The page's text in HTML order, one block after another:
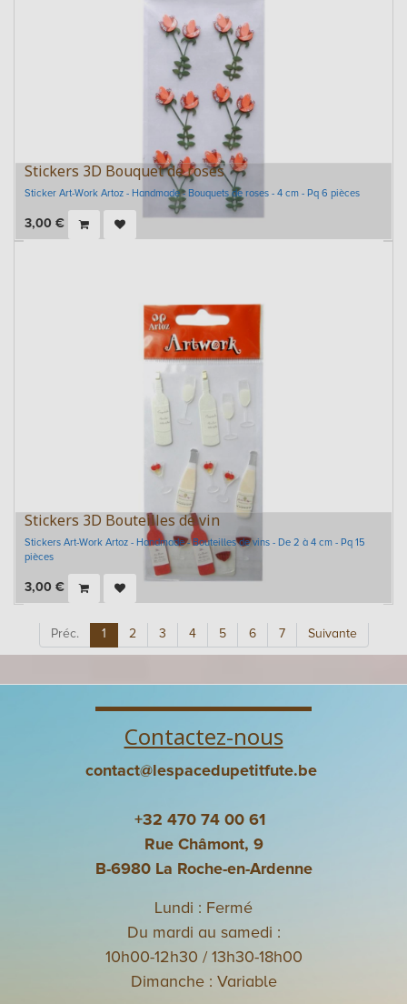
Stickers 3D Bouquet de roses
Sticker Art-Work Artoz - Handmade - Bouquets de roses - 4 cm - Pq 6 pièces
3,00 €
Stickers 3D Bouteilles de vin
Stickers Art-Work Artoz - Handmade - Bouteilles de vins - De 2 à 4 cm - Pq 15
pièces
3,00 €
Préc. 1 2 3 4 5 6 7 Suivante
Contactez-nous
contact@lespacedupetitfute.be
+32 470 74 00 61
Rue Châmont, 9
B-6980 La Roche-en-Ardenne
Lundi : Fermé
Du mardi au samedi :
10h00-12h30 / 13h30-18h00
Dimanche : Variable